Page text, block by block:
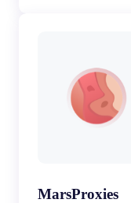
MarsProxies